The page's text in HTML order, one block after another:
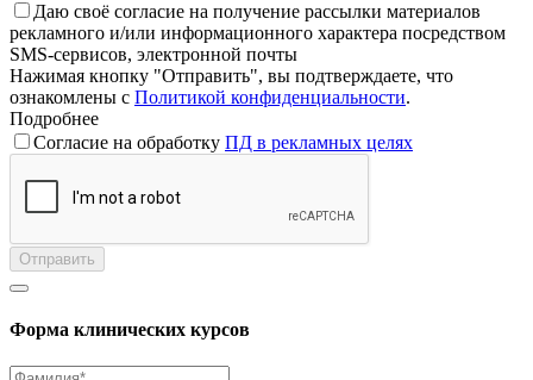
Даю своё согласие на получение рассылки материалов
рекламного и/или информационного характера посредством
SMS-сервисов, электронной почты
Нажимая кнопку "Отправить", вы подтверждаете, что
ознакомлены с Политикой конфиденциальности.
Подробнее
Согласие на обработку ПД в рекламных целях
Отправить
Форма клинических курсов